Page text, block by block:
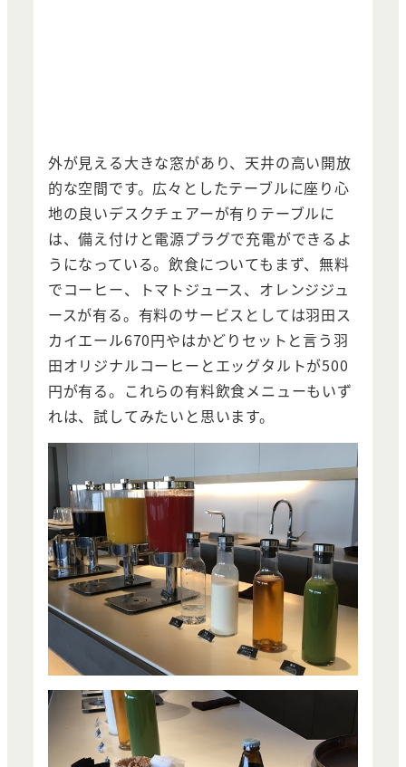
外が見える大きな窓があり、天井の高い開放
的な空間です。広々としたテーブルに座り心
地の良いデスクチェアーが有りテーブルに
は、備え付けと電源プラグで充電ができるよ
うになっている。飲食についてもまず、無料
でコーヒー、トマトジュース、オレンジジュ
ースが有る。有料のサービスとしては羽田ス
カイエール670円やはかどりセットと言う羽
田オリジナルコーヒーとエッグタルトが500
円が有る。これらの有料飲食メニューもいず
れは、試してみたいと思います。